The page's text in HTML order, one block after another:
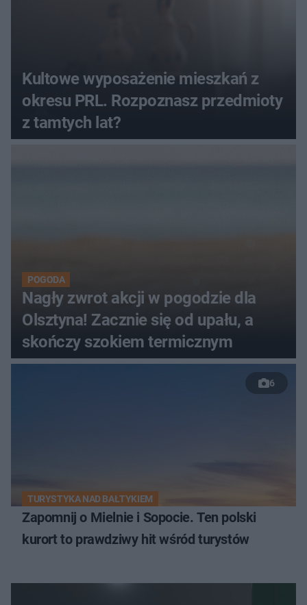
Kultowe wyposażenie mieszkań z
okresu PRL. Rozpoznasz przedmioty
z tamtych lat?
POGODA
Nagły zwrot akcji w pogodzie dla
Olsztyna! Zacznie się od upału, a
skończy szokiem termicznym
6
TURYSTYKA NAD BAŁTYKIEM
Zapomnij o Mielnie i Sopocie. Ten polski
kurort to prawdziwy hit wśród turystów